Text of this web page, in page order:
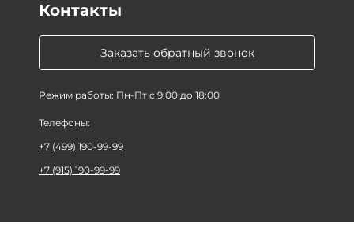
Заказать обратный звонок
Режим работы: Пн-Пт с 9:00 до 18:00
Контакты
Телефоны:
+7 (499) 190-99-99
+7 (915) 190-99-99